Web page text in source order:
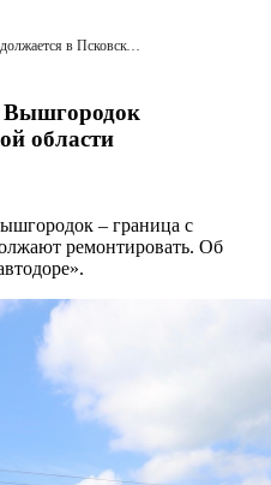
Ремонт дороги Остров – Вышгородок продолжается в Псковской области
Вышгородок
области
– граница с
ремонтировать. Об